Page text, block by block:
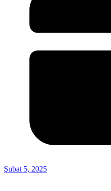
Şubat 5, 2025